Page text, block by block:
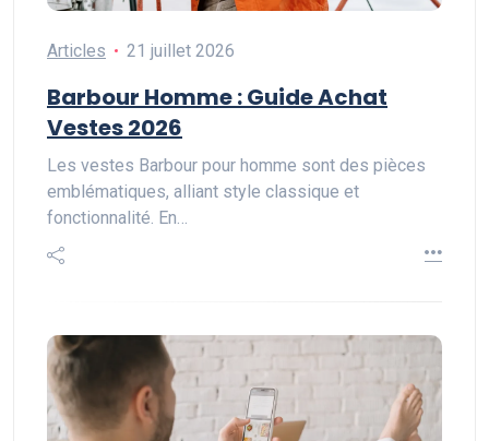
Articles 21 juillet 2026
Barbour Homme : Guide Achat
Vestes 2026
Les vestes Barbour pour homme sont des pièces
emblématiques, alliant style classique et
fonctionnalité. En…